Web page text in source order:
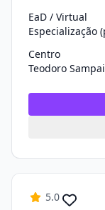
EaD / Virtual
Centro
Teodoro
5.0